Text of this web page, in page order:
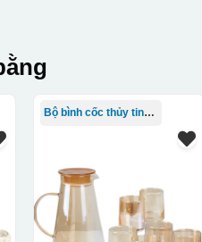
Bộ bình cốc thủy tinh TQ